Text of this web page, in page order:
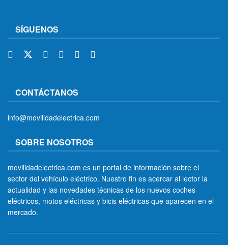
SÍGUENOS
CONTÁCTANOS
info@movilidadelectrica.com
SOBRE NOSOTROS
movilidadelectrica.com es un portal de información sobre el
sector del vehículo eléctrico. Nuestro fin es acercar al lector la
actualidad y las novedades técnicas de los nuevos coches
eléctricos, motos eléctricas y bicis eléctricas que aparecen en el
mercado.